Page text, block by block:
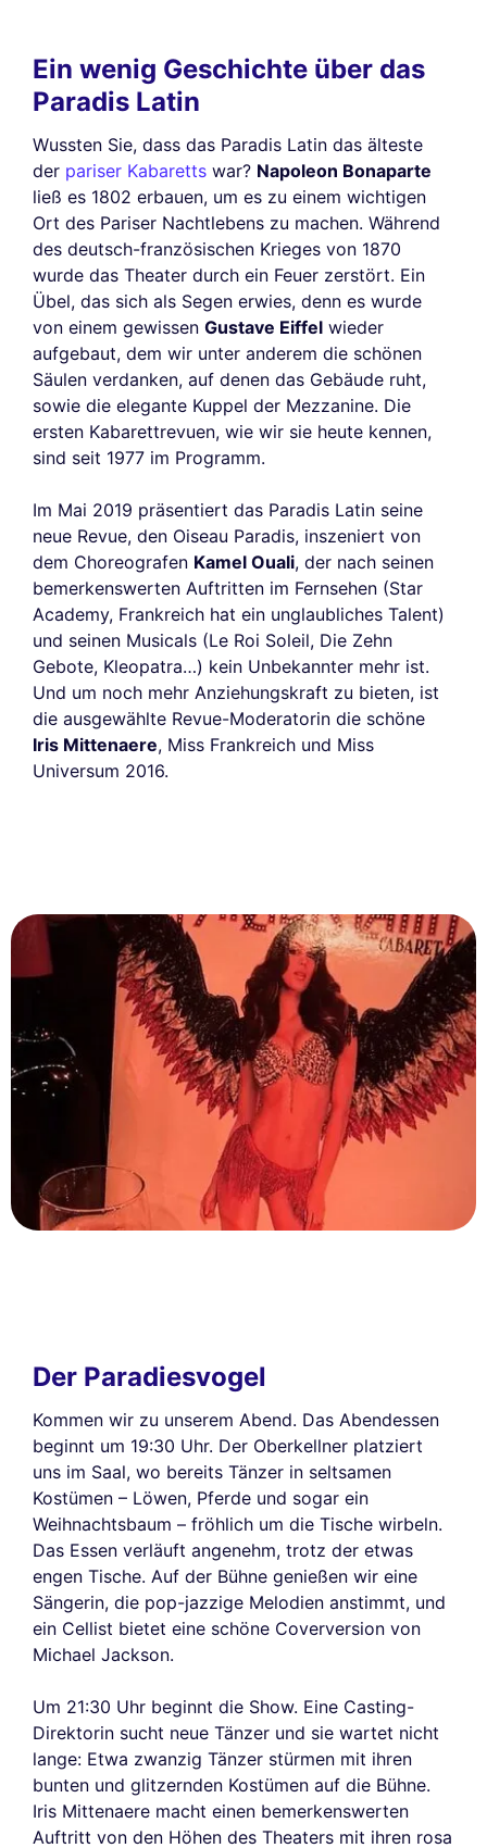
Ein wenig Geschichte über das
Paradis Latin
Wussten Sie, dass das Paradis Latin das älteste
der pariser Kabaretts war? Napoleon Bonaparte
ließ es 1802 erbauen, um es zu einem wichtigen
Ort des Pariser Nachtlebens zu machen. Während
des deutsch-französischen Krieges von 1870
wurde das Theater durch ein Feuer zerstört. Ein
Übel, das sich als Segen erwies, denn es wurde
von einem gewissen Gustave Eiffel wieder
aufgebaut, dem wir unter anderem die schönen
Säulen verdanken, auf denen das Gebäude ruht,
sowie die elegante Kuppel der Mezzanine. Die
ersten Kabarettrevuen, wie wir sie heute kennen,
sind seit 1977 im Programm.
Im Mai 2019 präsentiert das Paradis Latin seine
neue Revue, den Oiseau Paradis, inszeniert von
dem Choreografen Kamel Ouali, der nach seinen
bemerkenswerten Auftritten im Fernsehen (Star
Academy, Frankreich hat ein unglaubliches Talent)
und seinen Musicals (Le Roi Soleil, Die Zehn
Gebote, Kleopatra…) kein Unbekannter mehr ist.
Und um noch mehr Anziehungskraft zu bieten, ist
die ausgewählte Revue-Moderatorin die schöne
Iris Mittenaere, Miss Frankreich und Miss
Universum 2016.
Der Paradiesvogel
Kommen wir zu unserem Abend. Das Abendessen
beginnt um 19:30 Uhr. Der Oberkellner platziert
uns im Saal, wo bereits Tänzer in seltsamen
Kostümen – Löwen, Pferde und sogar ein
Weihnachtsbaum – fröhlich um die Tische wirbeln.
Das Essen verläuft angenehm, trotz der etwas
engen Tische. Auf der Bühne genießen wir eine
Sängerin, die pop-jazzige Melodien anstimmt, und
ein Cellist bietet eine schöne Coverversion von
Michael Jackson.
Um 21:30 Uhr beginnt die Show. Eine Casting-
Direktorin sucht neue Tänzer und sie wartet nicht
lange: Etwa zwanzig Tänzer stürmen mit ihren
bunten und glitzernden Kostümen auf die Bühne.
Iris Mittenaere macht einen bemerkenswerten
Auftritt von den Höhen des Theaters mit ihren rosa